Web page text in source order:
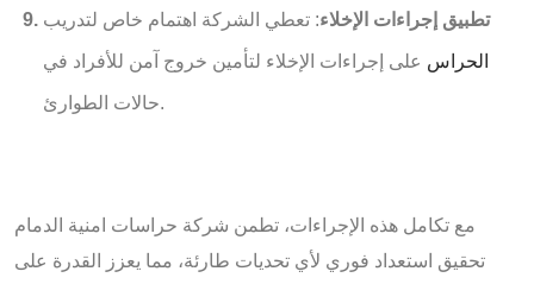
تطبيق إجراءات الإخلاء: تعطي الشركة اهتمام خاص لتدريب
الحراس على إجراءات الإخلاء لتأمين خروج آمن للأفراد في
حالات الطوارئ.
مع تكامل هذه الإجراءات، تطمن شركة حراسات امنية الدمام
تحقيق استعداد فوري لأي تحديات طارئة، مما يعزز القدرة على